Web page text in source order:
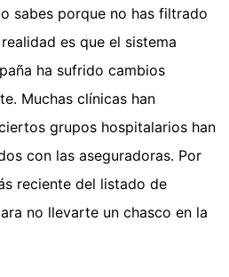
sabes porque no has filtrado
es que el sistema
ha sufrido cambios
Muchas clínicas han
grupos hospitalarios han
con las aseguradoras. Por
reciente del listado de
no llevarte un chasco en la